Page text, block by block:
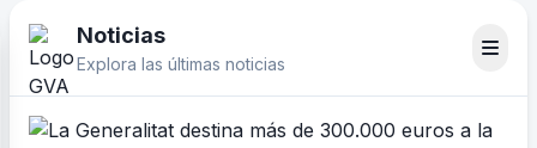
Noticias
Explora las últimas noticias